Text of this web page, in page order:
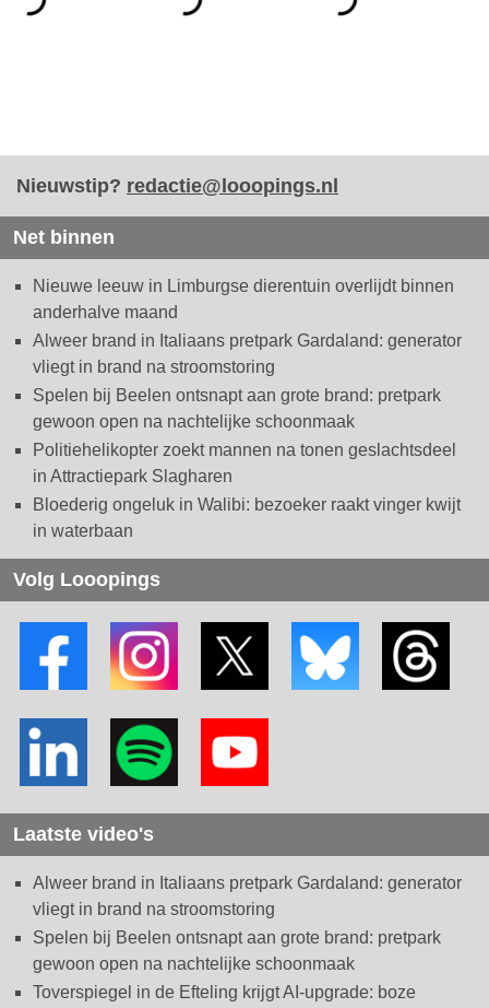
Nieuwstip? redactie@looopings.nl
Net binnen
Nieuwe leeuw in Limburgse dierentuin overlijdt binnen
anderhalve maand
Alweer brand in Italiaans pretpark Gardaland: generator
vliegt in brand na stroomstoring
Spelen bij Beelen ontsnapt aan grote brand: pretpark
gewoon open na nachtelijke schoonmaak
Politiehelikopter zoekt mannen na tonen geslachtsdeel
in Attractiepark Slagharen
Bloederig ongeluk in Walibi: bezoeker raakt vinger kwijt
in waterbaan
Volg Looopings
Laatste video's
Alweer brand in Italiaans pretpark Gardaland: generator
vliegt in brand na stroomstoring
Spelen bij Beelen ontsnapt aan grote brand: pretpark
gewoon open na nachtelijke schoonmaak
Toverspiegel in de Efteling krijgt AI-upgrade: boze